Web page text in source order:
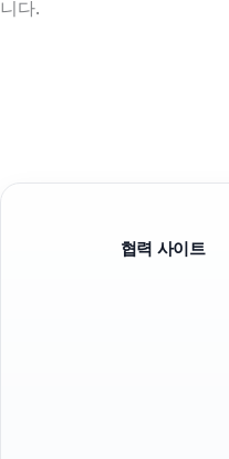
니다.
협력 사이트